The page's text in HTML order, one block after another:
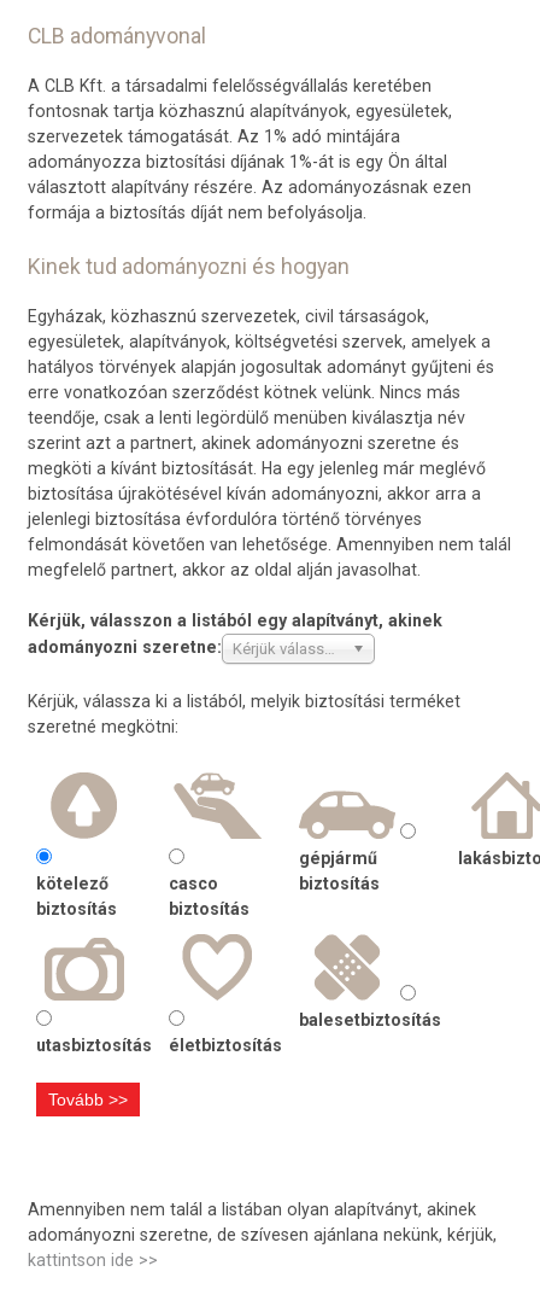
CLB adományvonal
A CLB Kft. a társadalmi felelősségvállalás keretében
fontosnak tartja közhasznú alapítványok, egyesületek,
szervezetek támogatását. Az 1% adó mintájára
adományozza biztosítási díjának 1%-át is egy Ön által
választott alapítvány részére. Az adományozásnak ezen
formája a biztosítás díját nem befolyásolja.
Kinek tud adományozni és hogyan
Egyházak, közhasznú szervezetek, civil társaságok,
egyesületek, alapítványok, költségvetési szervek, amelyek a
hatályos törvények alapján jogosultak adományt gyűjteni és
erre vonatkozóan szerződést kötnek velünk. Nincs más
teendője, csak a lenti legördülő menüben kiválasztja név
szerint azt a partnert, akinek adományozni szeretne és
megköti a kívánt biztosítását. Ha egy jelenleg már meglévő
biztosítása újrakötésével kíván adományozni, akkor arra a
jelenlegi biztosítása évfordulóra történő törvényes
felmondását követően van lehetősége. Amennyiben nem talál
megfelelő partnert, akkor az oldal alján javasolhat.
Kérjük, válasszon a listából egy alapítványt, akinek
adományozni szeretne:
Kérjük válasszon
Kérjük, válassza ki a listából, melyik biztosítási terméket
szeretné megkötni:
kötelező
biztosítás
casco
biztosítás
gépjármű
biztosítás
utasbiztosítás életbiztosítás
balesetbiztosítás
Amennyiben nem talál a listában olyan alapítványt, akinek
adományozni szeretne, de szívesen ajánlana nekünk, kérjük,
kattintson ide >>